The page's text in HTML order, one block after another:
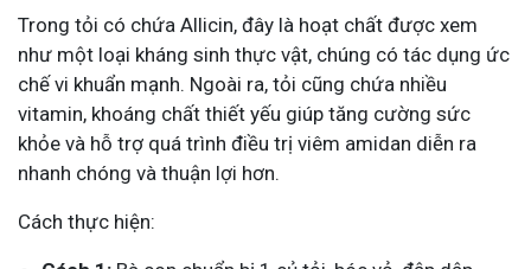
Trong tỏi có chứa Allicin, đây là hoạt chất được xem
như một loại kháng sinh thực vật, chúng có tác dụng ức
chế vi khuẩn mạnh. Ngoài ra, tỏi cũng chứa nhiều
vitamin, khoáng chất thiết yếu giúp tăng cường sức
khỏe và hỗ trợ quá trình điều trị viêm amidan diễn ra
nhanh chóng và thuận lợi hơn.
Cách thực hiện: